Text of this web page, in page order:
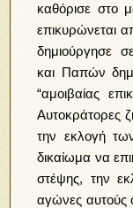
καθόρισε στο
επικυρώνεται
δημιούργησε
και Παπών
“αμοιβαίας
Αυτοκράτορες
την εκλογή
δικαίωμα να
στέψης, την
αγώνες αυτούς